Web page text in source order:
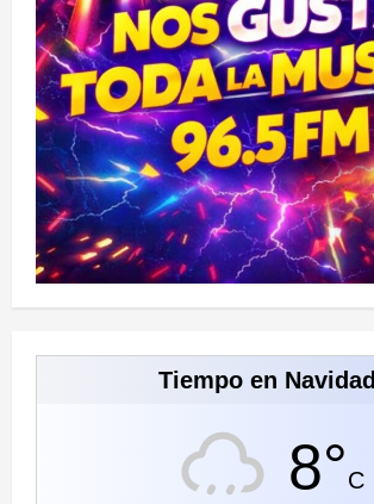
Tiempo en Navidad
8°C